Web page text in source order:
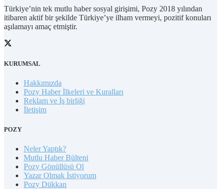
Türkiye’nin tek mutlu haber sosyal girişimi, Pozy 2018 yılından
itibaren aktif bir şekilde Türkiye’ye ilham vermeyi, pozitif konuları
aşılamayı amaç etmiştir.
KURUMSAL
Hakkımızda
Pozy Haber İlkeleri ve Kuralları
Reklam ve İş birliği
İletişim
POZY
Neler Yaptık?
Mutlu Haber Bülteni
Pozy Gönüllüsü Ol
Yazar Olmak İstiyorum
Pozy Dükkan